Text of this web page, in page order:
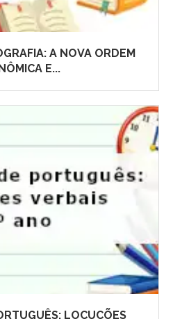
A NOVA ORDEM
E...
LOCUÇÕES